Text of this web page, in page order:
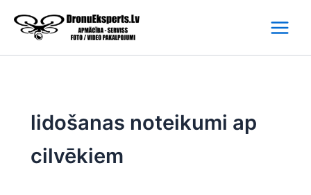
content
lidošanas noteikumi ap
cilvēkiem